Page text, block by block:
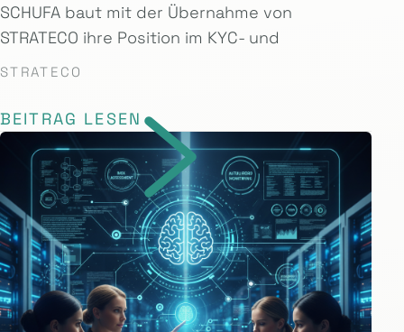
SCHUFA baut mit der Übernahme von
STRATECO ihre Position im KYC- und
STRATECO
BEITRAG LESEN